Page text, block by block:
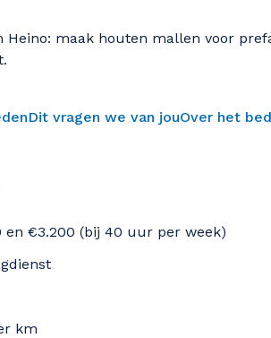
maak houten mallen voor
Dit vragen we van jouOver het
€3.200 (bij 40 uur per week)
km